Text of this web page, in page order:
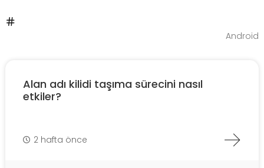
Android
Alan adı kilidi taşıma sürecini nasıl
etkiler?
2 hafta önce